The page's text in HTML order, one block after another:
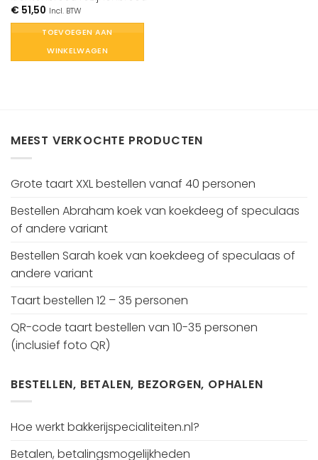
€51,50 Incl. BTW
TOEVOEGEN AAN
WINKELWAGEN
MEEST VERKOCHTE PRODUCTEN
Grote taart XXL bestellen vanaf 40 personen
Bestellen Abraham koek van koekdeeg of speculaas
of andere variant
Bestellen Sarah koek van koekdeeg of speculaas of
andere variant
Taart bestellen 12 – 35 personen
QR-code taart bestellen van 10-35 personen
(inclusief foto QR)
BESTELLEN, BETALEN, BEZORGEN, OPHALEN
Hoe werkt bakkerijspecialiteiten.nl?
Betalen, betalingsmogelijkheden